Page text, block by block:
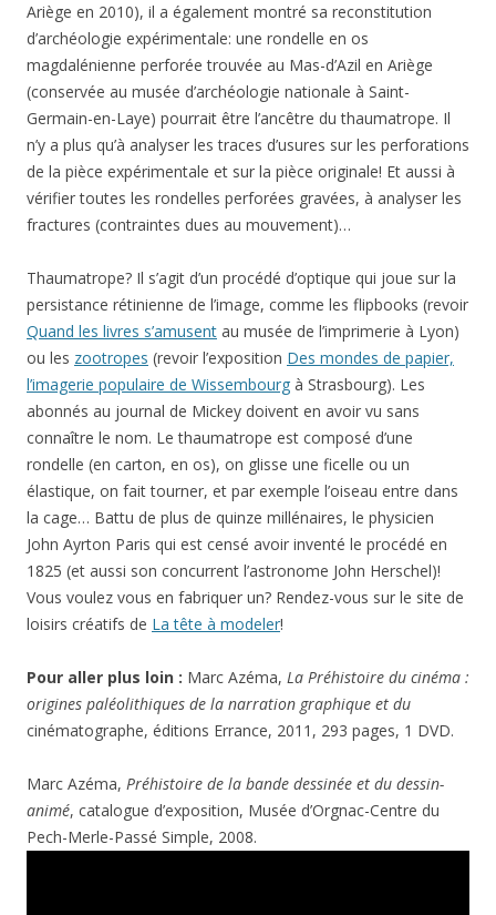
Ariège en 2010), il a également montré sa reconstitution
d’archéologie expérimentale: une rondelle en os
magdalénienne perforée trouvée au Mas-d’Azil en Ariège
(conservée au musée d’archéologie nationale à Saint-
Germain-en-Laye) pourrait être l’ancêtre du thaumatrope. Il
n’y a plus qu’à analyser les traces d’usures sur les perforations
de la pièce expérimentale et sur la pièce originale! Et aussi à
vérifier toutes les rondelles perforées gravées, à analyser les
fractures (contraintes dues au mouvement)…
Thaumatrope? Il s’agit d’un procédé d’optique qui joue sur la
persistance rétinienne de l’image, comme les flipbooks (revoir
Quand les livres s’amusent au musée de l’imprimerie à Lyon)
ou les zootropes (revoir l’exposition Des mondes de papier,
l’imagerie populaire de Wissembourg à Strasbourg). Les
abonnés au journal de Mickey doivent en avoir vu sans
connaître le nom. Le thaumatrope est composé d’une
rondelle (en carton, en os), on glisse une ficelle ou un
élastique, on fait tourner, et par exemple l’oiseau entre dans
la cage… Battu de plus de quinze millénaires, le physicien
John Ayrton Paris qui est censé avoir inventé le procédé en
1825 (et aussi son concurrent l’astronome John Herschel)!
Vous voulez vous en fabriquer un? Rendez-vous sur le site de
loisirs créatifs de La tête à modeler!
Pour aller plus loin : Marc Azéma, La Préhistoire du cinéma :
origines paléolithiques de la narration graphique et du
cinématographe, éditions Errance, 2011, 293 pages, 1 DVD.
Marc Azéma, Préhistoire de la bande dessinée et du dessin-
animé, catalogue d’exposition, Musée d’Orgnac-Centre du
Pech-Merle-Passé Simple, 2008.